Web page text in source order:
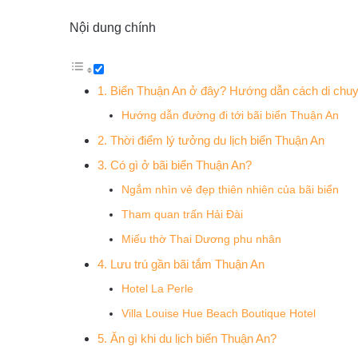
Nội dung chính
1. Biển Thuận An ở đây? Hướng dẫn cách di
Hướng dẫn đường đi tới bãi biển Thuận An
2. Thời điểm lý tưởng du lịch biển Thuận An
3. Có gì ở bãi biển Thuận An?
Ngắm nhìn vẻ đẹp thiên nhiên của bãi biển
Tham quan trấn Hải Đài
Miếu thờ Thai Dương phu nhân
4. Lưu trú gần bãi tắm Thuận An
Hotel La Perle
Villa Louise Hue Beach Boutique Hotel
5. Ăn gì khi du lịch biển Thuận An?